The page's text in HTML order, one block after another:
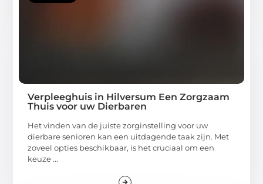
Verpleeghuis in Hilversum Een Zorgzaam
Thuis voor uw Dierbaren
Het vinden van de juiste zorginstelling voor uw
dierbare senioren kan een uitdagende taak zijn. Met
zoveel opties beschikbaar, is het cruciaal om een
keuze ...